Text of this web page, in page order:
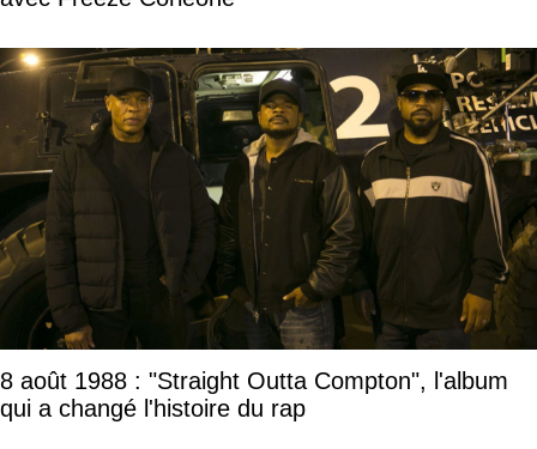
8 août 1988 : "Straight Outta Compton", l'album
qui a changé l'histoire du rap